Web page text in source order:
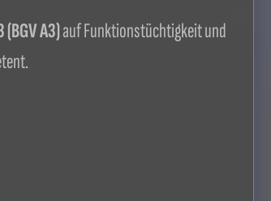
A3)auf Funktionstüchtigkeit und